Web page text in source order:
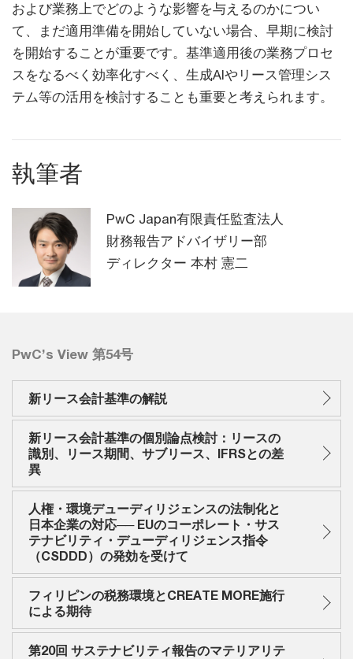
および業務上でどのような影響を与えるのかについ
て、まだ適用準備を開始していない場合、早期に検討
を開始することが重要です。基準適用後の業務プロセ
スをなるべく効率化すべく、生成AIやリース管理シス
テム等の活用を検討することも重要と考えられます。
執筆者
PwC Japan有限責任監査法人
財務報告アドバイザリー部
ディレクター 本村 憲二
PwC’s View 第54号
新リース会計基準の解説
新リース会計基準の個別論点検討：リースの
識別、リース期間、サブリース、IFRSとの差
異
人権・環境デューディリジェンスの法制化と
日本企業の対応── EUのコーポレート・サス
テナビリティ・デューディリジェンス指令
（CSDDD）の発効を受けて
フィリピンの税務環境とCREATE MORE施行
による期待
第20回 サステナビリティ報告のマテリアリテ